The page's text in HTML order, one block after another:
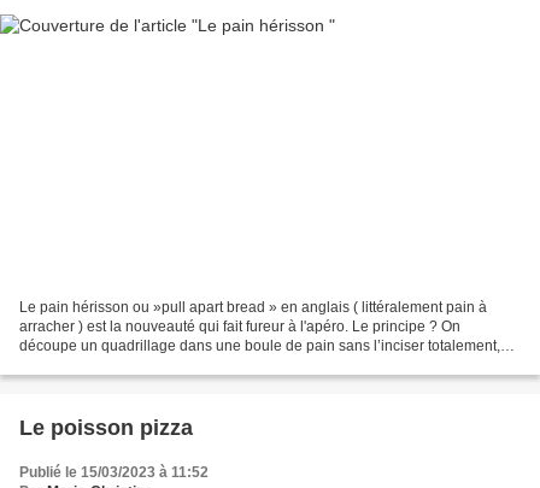
Le pain hérisson ou »pull apart bread » en anglais ( littéralement pain à
arracher ) est la nouveauté qui fait fureur à l'apéro. Le principe ? On
découpe un quadrillage dans une boule de pain sans l’inciser totalement,
Le poisson pizza
Publié le 15/03/2023 à 11:52